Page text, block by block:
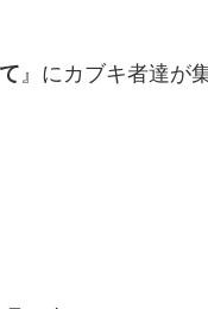
』にカブキ者達が